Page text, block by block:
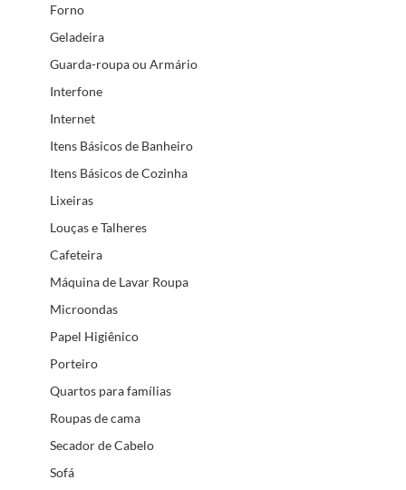
Forno
Geladeira
Guarda-roupa ou Armário
Interfone
Internet
Itens Básicos de Banheiro
Itens Básicos de Cozinha
Lixeiras
Louças e Talheres
Cafeteira
Máquina de Lavar Roupa
Microondas
Papel Higiênico
Porteiro
Quartos para famílias
Roupas de cama
Secador de Cabelo
Sofá